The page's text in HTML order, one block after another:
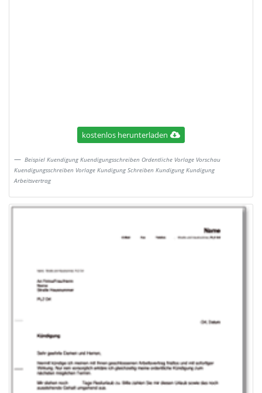
kostenlos herunterladen
Beispiel Kuendigung Kuendigungsschreiben Ordentliche Vorlage Vorschau
Kuendigungsschreiben Vorlage Kundigung Schreiben Kundigung Kundigung
Arbeitsvertrag